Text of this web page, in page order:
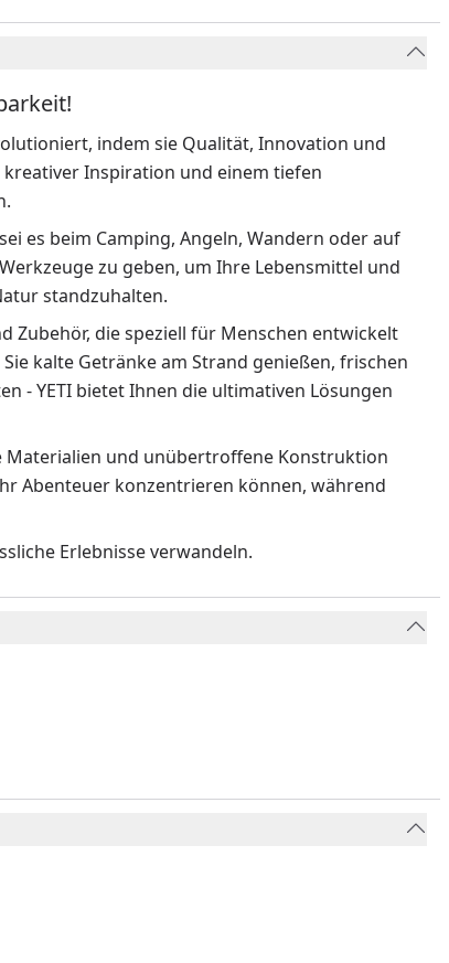
indem sie Qualität, Innovation und
Inspiration und einem tiefen
es beim Camping, Angeln, Wandern oder auf
zu geben, um Ihre Lebensmittel und
standzuhalten.
Zubehör, die speziell für Menschen entwickelt
kalte Getränke am Strand genießen, frischen
- YETI bietet Ihnen die ultimativen Lösungen
Materialien und unübertroffene Konstruktion
Abenteuer konzentrieren können, während
Erlebnisse verwandeln.